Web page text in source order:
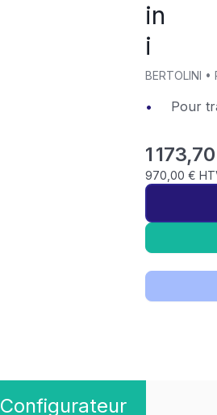
in
i
BERTOLINI •
Pour
1
970,00 €
Configurateur